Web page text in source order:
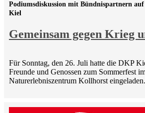
Gemeinsam gegen Krieg
Podiumsdiskussion mit Bündnispartnern
Kiel
Für Sonntag, den 26. Juli hatte die DKP
Freunde und Genossen zum Sommerfest
Naturerlebniszentrum Kollhorst